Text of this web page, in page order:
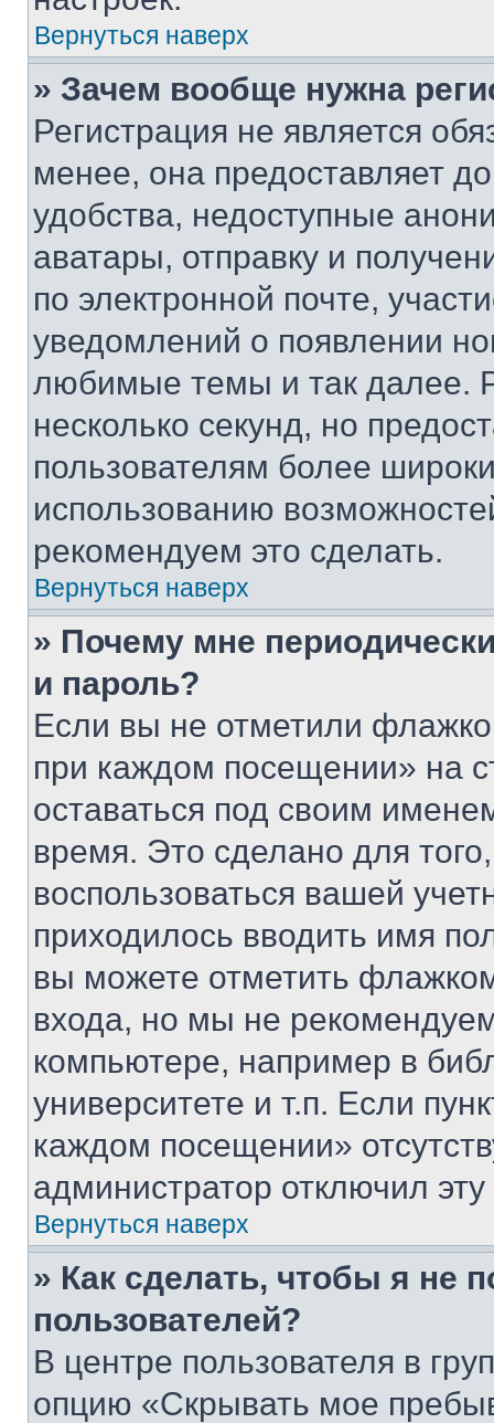
Вернуться наверх
» Зачем вообще нужна
Регистрация не является
менее, она предоставляет
удобства, недоступные
аватары, отправку и
по электронной почте,
уведомлений о появлении
любимые темы и так далее.
несколько секунд, но
пользователям более
использованию
рекомендуем это сделать.
Вернуться наверх
» Почему мне
и пароль?
Если вы не отметили
при каждом посещении» на
оставаться под своим
время. Это сделано для
воспользоваться вашей
приходилось вводить имя
вы можете отметить
входа, но мы не
компьютере, например в
университете и т.п. Если
каждом посещении»
администратор отключил
Вернуться наверх
» Как сделать, чтобы я не
пользователей?
В центре пользователя в
опцию «Скрывать мое